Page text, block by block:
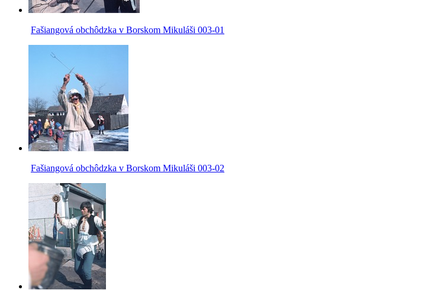
Fašiangová obchôdzka v Borskom Mikuláši 003-01
Fašiangová obchôdzka v Borskom Mikuláši 003-02